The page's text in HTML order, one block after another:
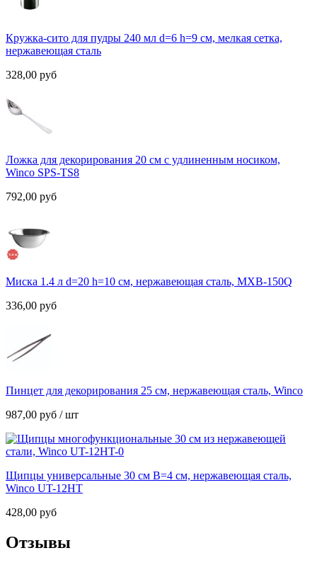
Кружка-сито для пудры 240 мл d=6 h=9 см, мелкая сетка,
нержавеющая сталь
328,00 руб
Ложка для декорирования 20 см с удлиненным носиком,
Winco SPS-TS8
792,00 руб
Миска 1.4 л d=20 h=10 см, нержавеющая сталь, MXB-150Q
336,00 руб
Пинцет для декорирования 25 см, нержавеющая сталь, Winco
987,00 руб / шт
Щипцы универсальные 30 см В=4 см, нержавеющая сталь,
Winco UT-12HT
428,00 руб
Отзывы